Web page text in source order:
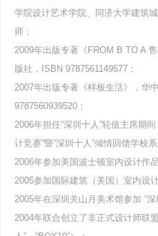
学院设计艺术学院、同济大学建筑
师；
2009年出版专著《FROM B TO A
版社，ISBN 9787561149577；
2007年出版专著《样板生活》，华
9787560939520；
2006年担任“深圳十人”轮值主席期
计竞赛”暨“深圳十人”倾情回馈学校
2006年参加美国波士顿室内设计作
2005参加国际建筑（美国）室内设
2005年在深圳关山月美术馆参加 “深
2004年联合创立了非正式设计师联